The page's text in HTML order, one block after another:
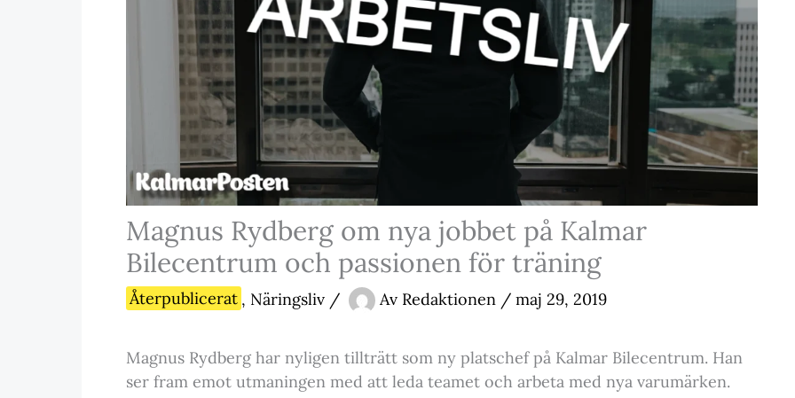
Magnus Rydberg om nya jobbet på Kalmar
Bilecentrum och passionen för träning
Återpublicerat , Näringsliv / Av Redaktionen / maj 29, 2019
Magnus Rydberg har nyligen tillträtt som ny platschef på Kalmar Bilecentrum. Han
ser fram emot utmaningen med att leda teamet och arbeta med nya varumärken.